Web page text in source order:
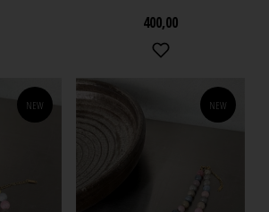
400,00
NEW NEW